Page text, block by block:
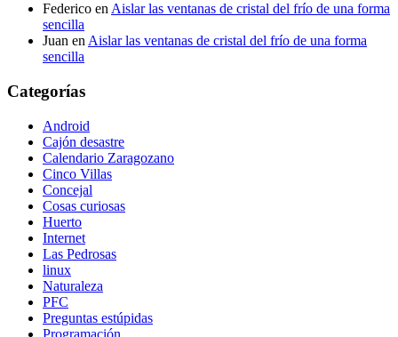
Federico en Aislar las ventanas de cristal del frío de una forma
sencilla
Juan en Aislar las ventanas de cristal del frío de una forma
sencilla
Categorías
Android
Cajón desastre
Calendario Zaragozano
Cinco Villas
Concejal
Cosas curiosas
Huerto
Internet
Las Pedrosas
linux
Naturaleza
PFC
Preguntas estúpidas
Programación